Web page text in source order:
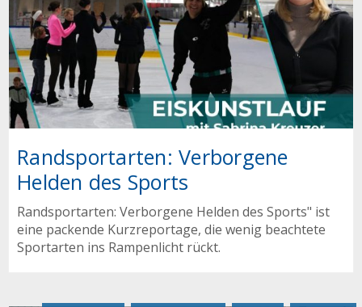
Randsportarten: Verborgene
Helden des Sports
Randsportarten: Verborgene Helden des Sports" ist
eine packende Kurzreportage, die wenig beachtete
Sportarten ins Rampenlicht rückt.